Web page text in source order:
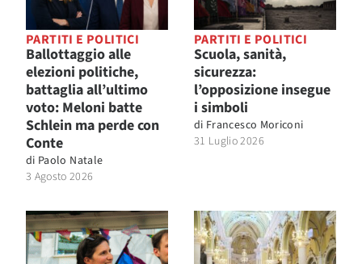
PARTITI E POLITICI
Ballottaggio alle
elezioni politiche,
battaglia all’ultimo
voto: Meloni batte
Schlein ma perde con
Conte
di Paolo Natale
3 Agosto 2026
PARTITI E POLITICI
Scuola, sanità,
sicurezza:
l’opposizione insegue
i simboli
di Francesco Moriconi
31 Luglio 2026